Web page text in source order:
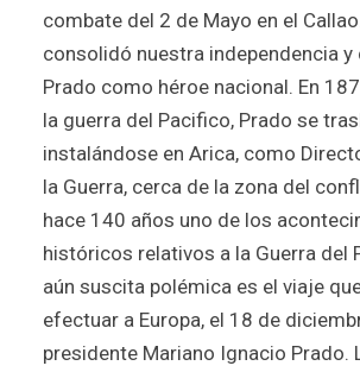
combate del 2 de Mayo en el
consolidó nuestra independencia y
Prado como héroe nacional. En
la guerra del Pacifico, Prado se
instalándose en Arica, como
la Guerra, cerca de la zona del
hace 140 años uno de los
históricos relativos a la Guerra del
aún suscita polémica es el viaje
efectuar a Europa, el 18 de
presidente Mariano Ignacio Prado.